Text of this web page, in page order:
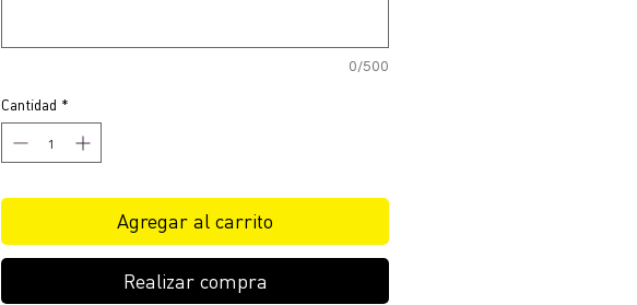
0/500
Cantidad *
Agregar al carrito
Realizar compra